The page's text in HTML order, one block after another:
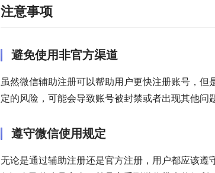
注意事项
避免使用非官方渠道
虽然微信辅助注册可以帮助用户更快注册账号，
定的风险，可能会导致账号被封禁或者出现其他问题
遵守微信使用规定
无论是通过辅助注册还是官方注册，用户都应该